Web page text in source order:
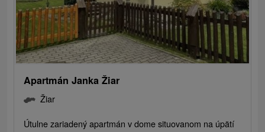
Apartmán Janka Žiar
Žiar
Útulne zariadený apartmán v dome situovanom na úpätí